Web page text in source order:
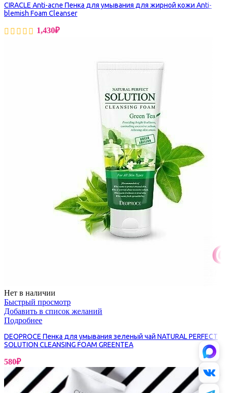
CIRACLE Anti-acne Пенка для умывания для жирной кожи Anti-
blemish Foam Cleanser
1,430₽
Нет в наличии
Быстрый просмотр
Добавить в список желаний
Подробнее
DEOPROCE Пенка для умывания зеленый чай NATURAL PERFECT
SOLUTION CLEANSING FOAM GREENTEA
580₽